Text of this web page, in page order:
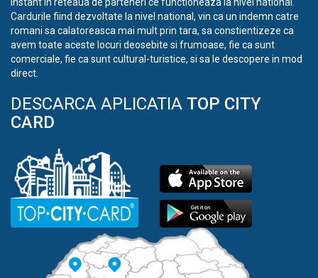
instant in reteaua de parteneri ce functioneaza la nivel national.
Cardurile fiind dezvoltate la nivel national, vin ca un indemn catre
romani sa calatoreasca mai mult prin tara, sa constientizeze ca
avem toate aceste locuri deosebite si frumoase, fie ca sunt
comerciale, fie ca sunt cultural-turistice, si sa le descopere in mod
direct.
DESCARCA APLICATIA TOP CITY
CARD